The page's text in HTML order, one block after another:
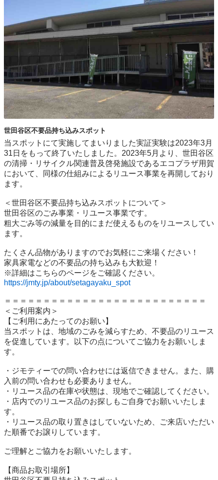
世田谷区不要品持ち込みスポット
当スポットにて実施してまいりました実証実験は2023年3月
31日をもって終了いたしました。2023年5月より、世田谷区
の清掃・リサイクル関連普及啓発施設であるエコプラザ用賀
において、同様の仕組みによるリユース事業を再開しており
ます。
＜世田谷区不要品持ち込みスポットについて＞
世⽥⾕区のごみ事業・リユース事業です。
粗⼤ごみ等の減量を⽬的にまだ使えるものをリユースしてい
ます。
たくさん品物がありますのでお気軽にご来場ください！
家具家電などの不要品の持ち込みも大歓迎！
https://jmty.jp/about/setagayaku_spot
＝＝＝＝＝＝＝＝＝＝＝＝＝＝＝＝＝＝＝＝＝＝＝＝＝＝
＜ご利用案内＞
【ご利用にあたってのお願い】
当スポットは、地域のごみを減らすため、不要品のリユース
を促進しています。以下の点についてご協力をお願いしま
す。
・ジモティーでの問い合わせには返信できません。また、購
入前の問い合わせも必要ありません。
・リユース品の在庫や状態は、現地でご確認してください。
・店内でのリユース品のお探しもご自身でお願いいたしま
す。
・リユース品の取り置きはしていないため、ご来店いただい
た順番でお譲りしています。
ご理解とご協力をお願いいたします。
【商品お取引場所】